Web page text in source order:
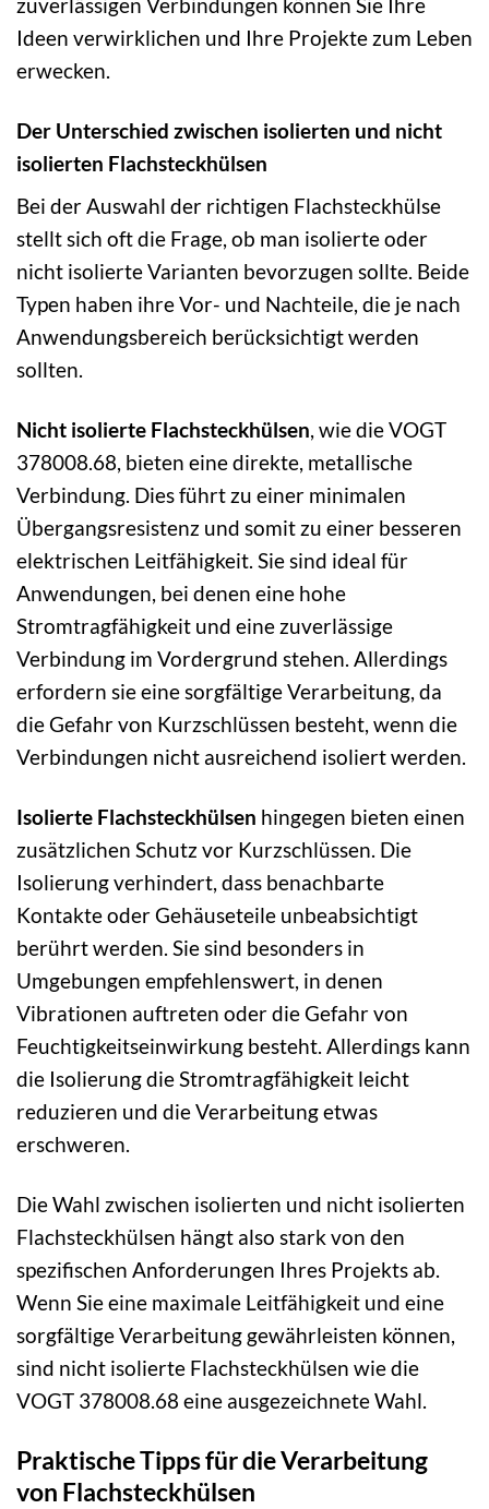
Ideen verwirklichen und Ihre Projekte zum Leben
erwecken.
Der Unterschied zwischen isolierten und nicht
isolierten Flachsteckhülsen
Bei der Auswahl der richtigen Flachsteckhülse
stellt sich oft die Frage, ob man isolierte oder
nicht isolierte Varianten bevorzugen sollte. Beide
Typen haben ihre Vor- und Nachteile, die je nach
Anwendungsbereich berücksichtigt werden
sollten.
Nicht isolierte Flachsteckhülsen, wie die VOGT
378008.68, bieten eine direkte, metallische
Verbindung. Dies führt zu einer minimalen
Übergangsresistenz und somit zu einer besseren
elektrischen Leitfähigkeit. Sie sind ideal für
Anwendungen, bei denen eine hohe
Stromtragfähigkeit und eine zuverlässige
Verbindung im Vordergrund stehen. Allerdings
erfordern sie eine sorgfältige Verarbeitung, da
die Gefahr von Kurzschlüssen besteht, wenn die
Verbindungen nicht ausreichend isoliert werden.
Isolierte Flachsteckhülsen hingegen bieten einen
zusätzlichen Schutz vor Kurzschlüssen. Die
Isolierung verhindert, dass benachbarte
Kontakte oder Gehäuseteile unbeabsichtigt
berührt werden. Sie sind besonders in
Umgebungen empfehlenswert, in denen
Vibrationen auftreten oder die Gefahr von
Feuchtigkeitseinwirkung besteht. Allerdings kann
die Isolierung die Stromtragfähigkeit leicht
reduzieren und die Verarbeitung etwas
erschweren.
Die Wahl zwischen isolierten und nicht isolierten
Flachsteckhülsen hängt also stark von den
spezifischen Anforderungen Ihres Projekts ab.
Wenn Sie eine maximale Leitfähigkeit und eine
sorgfältige Verarbeitung gewährleisten können,
sind nicht isolierte Flachsteckhülsen wie die
VOGT 378008.68 eine ausgezeichnete Wahl.
Praktische Tipps für die Verarbeitung
von Flachsteckhülsen